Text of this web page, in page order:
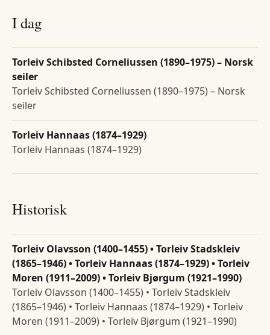
I dag
Torleiv Schibsted Corneliussen (1890–1975) – Norsk
seiler
Torleiv Schibsted Corneliussen (1890–1975) – Norsk
seiler
Torleiv Hannaas (1874–1929)
Torleiv Hannaas (1874–1929)
Historisk
Torleiv Olavsson (1400–1455) • Torleiv Stadskleiv
(1865–1946) • Torleiv Hannaas (1874–1929) • Torleiv
Moren (1911–2009) • Torleiv Bjørgum (1921–1990)
Torleiv Olavsson (1400–1455) • Torleiv Stadskleiv
(1865–1946) • Torleiv Hannaas (1874–1929) • Torleiv
Moren (1911–2009) • Torleiv Bjørgum (1921–1990)